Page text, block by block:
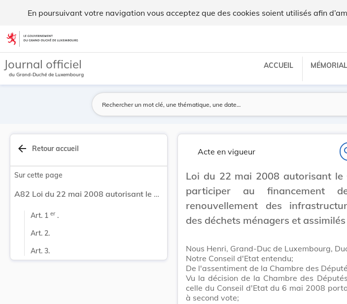
En poursuivant votre navigation vous acceptez que des cookies soient utilisés afin
Aller au contenu
Journal officiel
du Grand-Duché de Luxembourg
ACCUEIL
arrow_back Retour accueil
Sur cette page
A82 Loi du 22 mai 2008 autorisant le Gouvernement à participer au financement des travaux de renouvellement des infrastructures d'élimination des déchets ménagers et assimilés du SIDOR.
Art. 1 er .
Art. 2.
Art. 3.
Acte en vigueur
Loi du 22 mai 2008 autorisant le
participer au financement
renouvellement des
des déchets ménagers et
Nous Henri, Grand-Duc de Luxembourg,
Notre Conseil d'Etat entendu;
De l'assentiment de la Chambre des
Vu la décision de la Chambre des
celle du Conseil d'Etat du 6 mai 2008
à second vote;